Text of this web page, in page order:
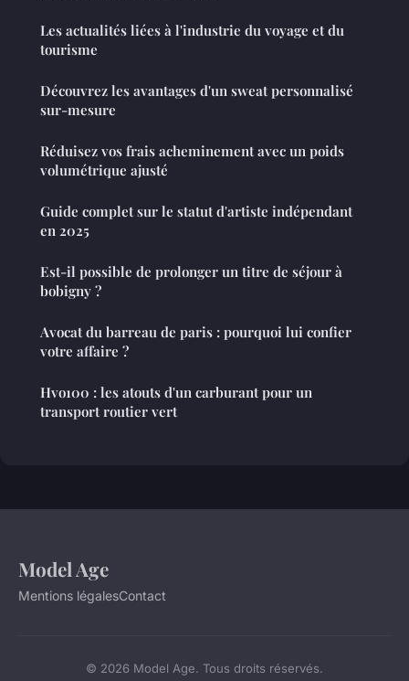
Les actualités liées à l'industrie du voyage et du
tourisme
Découvrez les avantages d'un sweat personnalisé
sur-mesure
Réduisez vos frais acheminement avec un poids
volumétrique ajusté
Guide complet sur le statut d'artiste indépendant
en 2025
Est-il possible de prolonger un titre de séjour à
bobigny ?
Avocat du barreau de paris : pourquoi lui confier
votre affaire ?
Hvo100 : les atouts d'un carburant pour un
transport routier vert
Model Age
Mentions légalesContact
© 2026 Model Age. Tous droits réservés.